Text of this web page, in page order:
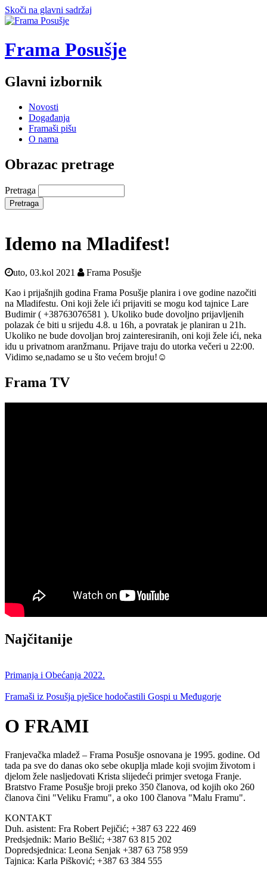
Skoči na glavni sadržaj
Frama Posušje
Glavni izbornik
Novosti
Događanja
Framaši pišu
O nama
Obrazac pretrage
Pretraga
Idemo na Mladifest!
uto, 03.kol 2021
Frama Posušje
Kao i prijašnjih godina Frama Posušje planira i ove godine nazočiti
na Mladifestu. Oni koji žele ići prijaviti se mogu kod tajnice Lare
Budimir ( +38763076581 ). Ukoliko bude dovoljno prijavljenih
polazak će biti u srijedu 4.8. u 16h, a povratak je planiran u 21h.
Ukoliko ne bude dovoljan broj zainteresiranih, oni koji žele ići, neka
idu u privatnom aranžmanu. Prijave traju do utorka večeri u 22:00.
Vidimo se,nadamo se u što većem broju!☺️
Frama TV
Najčitanije
Primanja i Obećanja 2022.
Framaši iz Posušja pješice hodočastili Gospi u Međugorje
O FRAMI
Franjevačka mladež – Frama Posušje osnovana je 1995. godine. Od
tada pa sve do danas oko sebe okuplja mlade koji svojim životom i
djelom žele nasljedovati Krista slijedeći primjer svetoga Franje.
Bratstvo Frame Posušje broji preko 350 članova, od kojih oko 260
članova čini "Veliku Framu", a oko 100 članova "Malu Framu".
KONTAKT
Duh. asistent: Fra Robert Pejičić; +387 63 222 469
Predsjednik: Mario Bešlić; +387 63 815 202
Dopredsjednica: Leona Senjak +387 63 758 959
Tajnica: Karla Pišković; +387 63 384 555